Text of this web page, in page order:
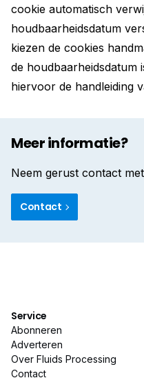
cookie automatisch
houdbaarheidsdatum
kiezen de cookies
de houdbaarheidsdatum
hiervoor de handleiding
Meer informatie?
Neem gerust contact
Contact
Service
Abonneren
Adverteren
Over Fluids Processing
Contact